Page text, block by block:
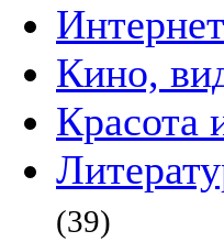
Интернет
Кино,
Красота
(39)